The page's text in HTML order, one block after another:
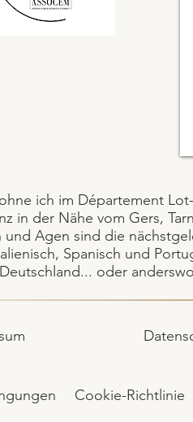
ich im Département
in der Nähe vom Gers,
und Agen sind die
Spanisch und
Deutschland... oder
Cookie-Richtlinie